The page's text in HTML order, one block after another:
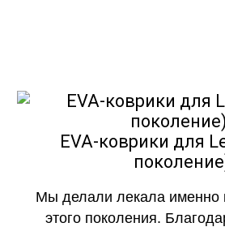
EVA-коврики для
Мы делали лекала именно
этого поколения.